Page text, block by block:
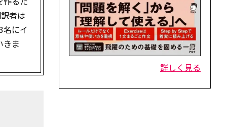
者は
名にイ
きま
詳しく見る